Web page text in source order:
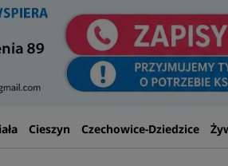
Cieszyn Czechowice-Dziedzice